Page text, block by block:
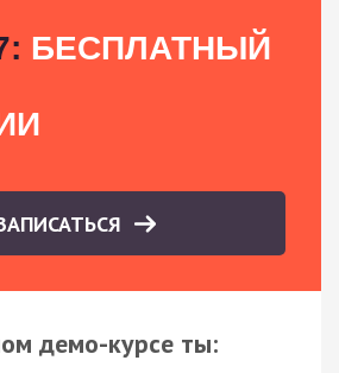
БЕСПЛАТНЫЙ
демо-курсе ты: